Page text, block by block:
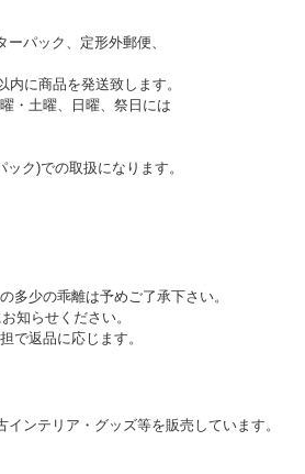
パック、定形外郵便、
内に商品を発送致します。
・土曜、日曜、祭日には
さい。
ク)での取扱になります。
多少の乖離は予めご了承下さい。
お知らせください。
で返品に応じます。
ンテリア・グッズ等を販売しています。